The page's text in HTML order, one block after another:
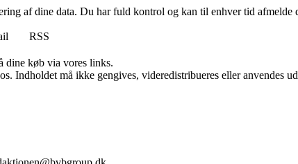
af dine data. Du har fuld kontrol og kan til enhver tid afmelde
RSS
dine køb via vores links.
må ikke gengives, videredistribueres eller anvendes